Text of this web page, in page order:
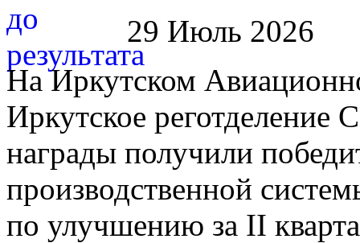
29 Июль 2026
На Иркутском
Иркутское
награды получили
производственной
по улучшению за II